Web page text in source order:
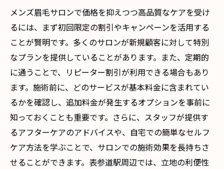
メンズ眉毛サロンで価格を抑えつつ高品質なケアを受け
るには、まず初回限定の割引やキャンペーンを活用する
ことが賢明です。多くのサロンが新規顧客に対して特別
なプランを提供していることがあります。また、定期的
に通うことで、リピーター割引が利用できる場合もあり
ます。施術前に、どのサービスが基本料金に含まれてい
るかを確認し、追加料金が発生するオプションを事前に
知っておくことも重要です。さらに、スタッフが提供す
るアフターケアのアドバイスや、自宅での簡単なセルフ
ケア方法を学ぶことで、サロンでの施術効果を長持ちさ
せることができます。表参道駅周辺では、立地の利便性